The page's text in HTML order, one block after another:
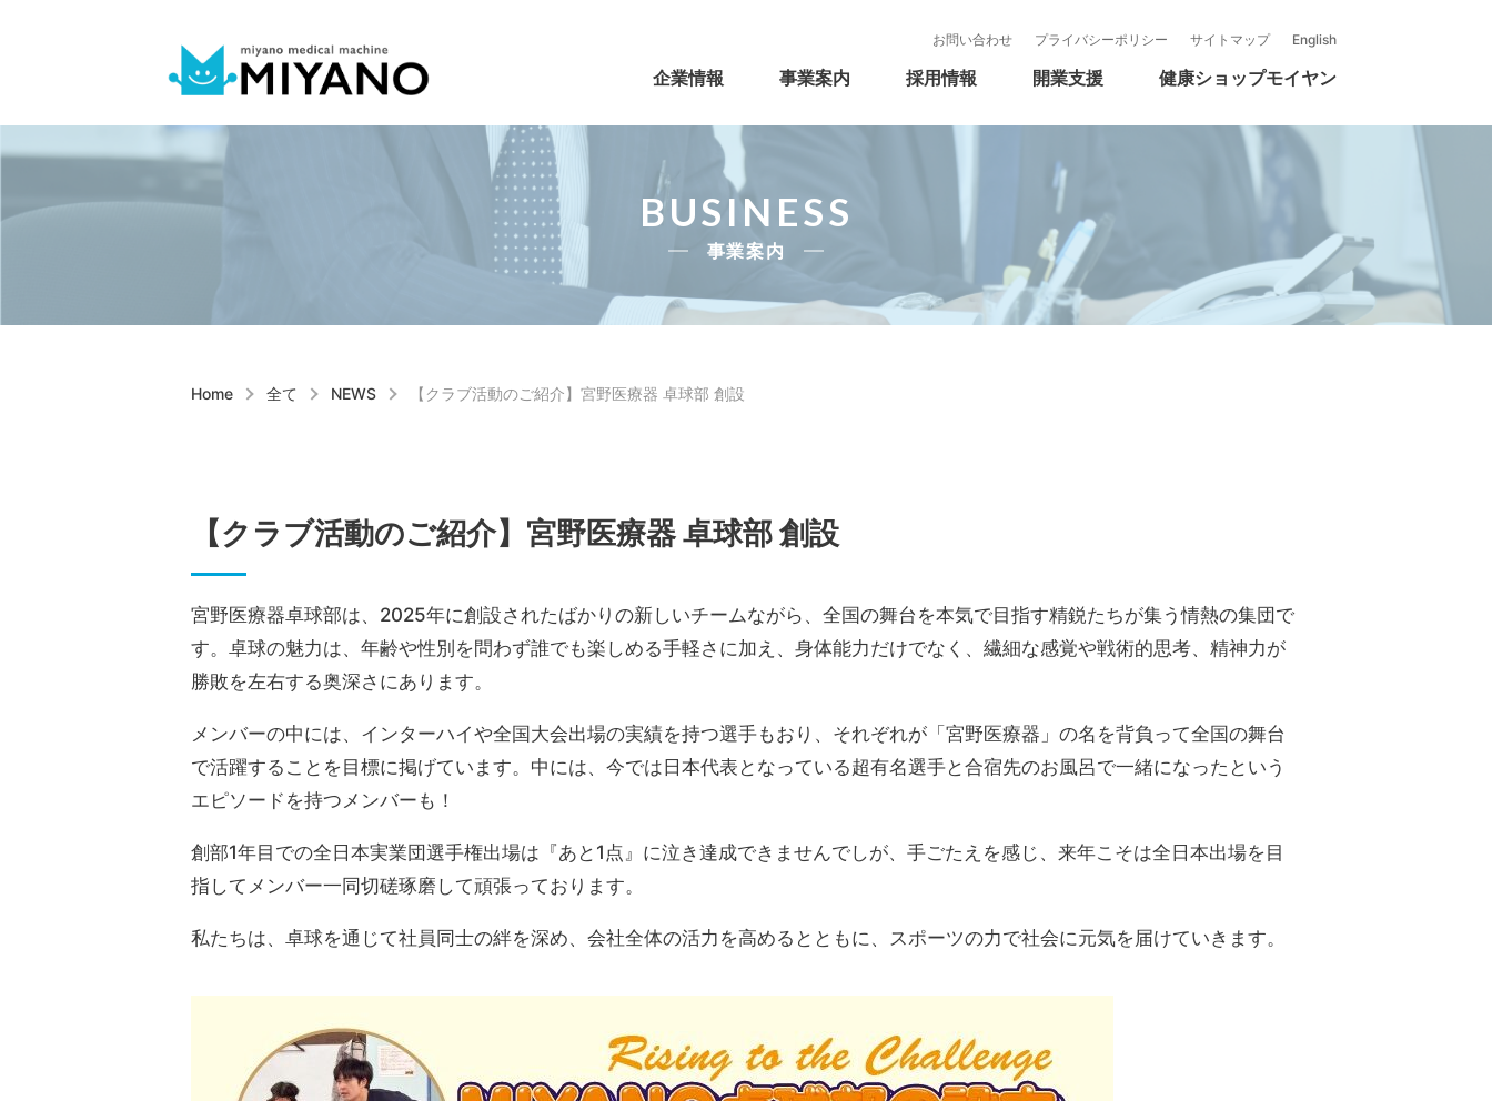
お問い合わせ プライバシーポリシー サイトマップ English
企業情報
企業情報
事業所紹介
許認可一覧 会社沿革 CSR活動
事業案内
事業案内
医療機器本部
理化学機器本部 物流・情報システム 自社製品
採用情報
採用情報
新卒採用募集要項
キャリア採用募集要項 パート採用募集要項 開業支援 健康ショップモイヤン
健康ショップモイヤン
BUSINESS
事業案内
Home 全て NEWS 【クラブ活動のご紹介】宮野医療器 卓球部 創設
【クラブ活動のご紹介】宮野医療器 卓球部 創設
宮野医療器卓球部は、2025年に創設されたばかりの新しいチームながら、全国の舞台を本気で目指す精鋭たちが集う情熱の集団で
す。卓球の魅力は、年齢や性別を問わず誰でも楽しめる手軽さに加え、身体能力だけでなく、繊細な感覚や戦術的思考、精神力が
勝敗を左右する奥深さにあります。
メンバーの中には、インターハイや全国大会出場の実績を持つ選手もおり、それぞれが「宮野医療器」の名を背負って全国の舞台
で活躍することを目標に掲げています。中には、今では日本代表となっている超有名選手と合宿先のお風呂で一緒になったという
エピソードを持つメンバーも！
創部1年目での全日本実業団選手権出場は『あと1点』に泣き達成できませんでしが、手ごたえを感じ、来年こそは全日本出場を目
指してメンバー一同切磋琢磨して頑張っております。
私たちは、卓球を通じて社員同士の絆を深め、会社全体の活力を高めるとともに、スポーツの力で社会に元気を届けていきます。